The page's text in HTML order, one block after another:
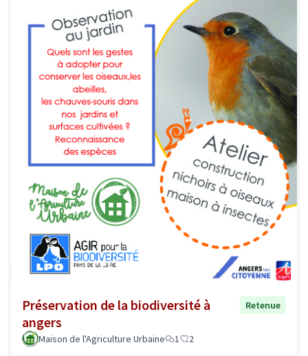
Préservation de la biodiversité à
angers
Retenue
Maison de l'Agriculture Urbaine 1 2